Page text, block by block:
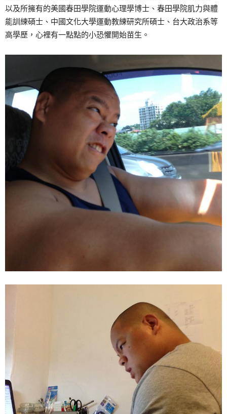
以及所擁有的美國春田學院運動心理學博士、春田學院肌力與體
能訓練碩士、中國文化大學運動教練研究所碩士、台大政治系等
高學歷，心裡有一點點的小恐懼開始苗生。